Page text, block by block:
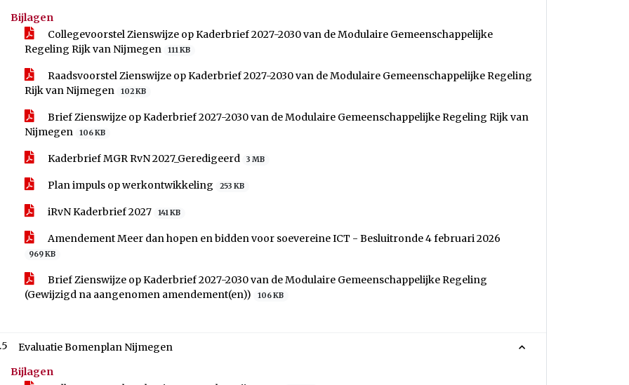
Bijlagen
Collegevoorstel Zienswijze op Kaderbrief 2027-2030 van de Modulaire Gemeenschappelijke
Regeling Rijk van Nijmegen
111 KB
Raadsvoorstel Zienswijze op Kaderbrief 2027-2030 van de Modulaire Gemeenschappelijke Regeling
Rijk van Nijmegen
102 KB
Brief Zienswijze op Kaderbrief 2027-2030 van de Modulaire Gemeenschappelijke Regeling Rijk van
Nijmegen
106 KB
Kaderbrief MGR RvN 2027_Geredigeerd 3 MB
Plan impuls op werkontwikkeling 253 KB
iRvN Kaderbrief 2027 141 KB
Amendement Meer dan hopen en bidden voor soevereine ICT - Besluitronde 4 februari 2026
969 KB
Brief Zienswijze op Kaderbrief 2027-2030 van de Modulaire Gemeenschappelijke Regeling
(Gewijzigd na aangenomen amendement(en))
106 KB
Evaluatie Bomenplan Nijmegen
Bijlagen